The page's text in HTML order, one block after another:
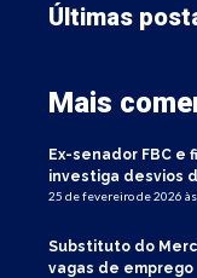
Últimas
Mais
Ex-senador FBC e
investiga desvios
25 de fevereiro de 2026
Substituto do
vagas de emprego